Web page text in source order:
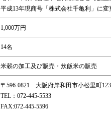
平成13年現商号「株式会社千亀利」に変
1,000万円
14名
米穀の加工及び販売・炊飯米の販売
〒596-0821 大阪府岸和田市小松里町
TEL：072-445-5533
FAX:072-445-5596